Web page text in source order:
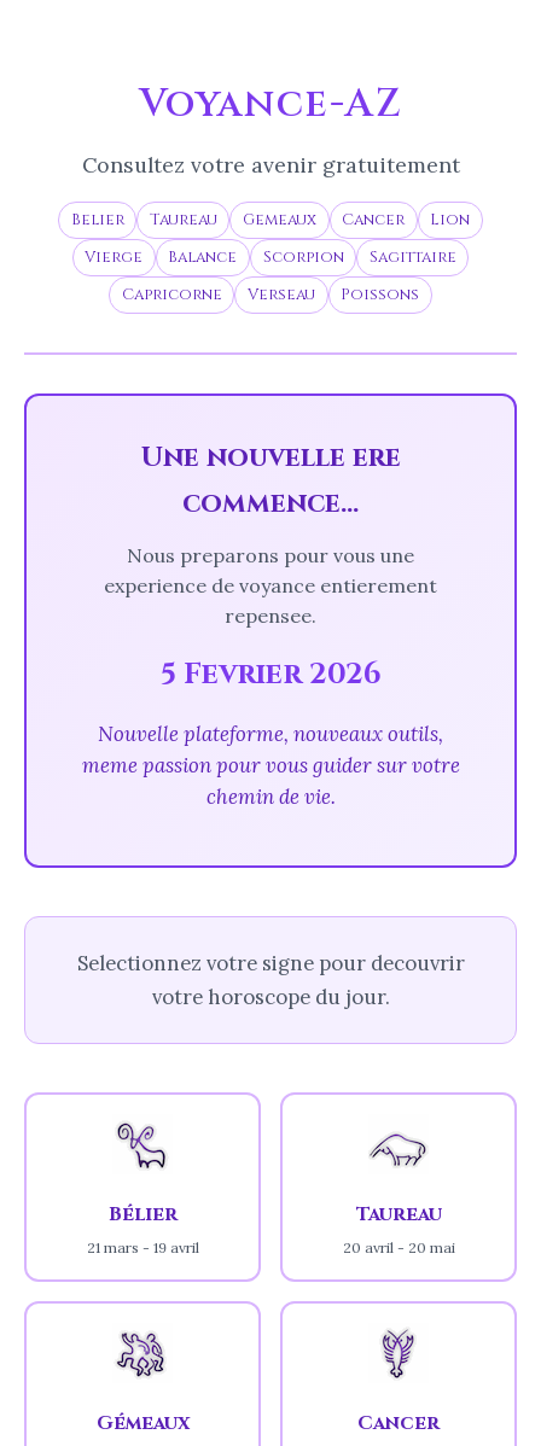
Voyance-AZ
Consultez votre avenir gratuitement
Belier Taureau Gemeaux Cancer
Lion
Vierge
Balance Scorpion
Sagittaire
Capricorne
Verseau Poissons
Une nouvelle ere
commence...
Nous preparons pour vous une
experience de voyance entierement
repensee.
5 Fevrier 2026
Nouvelle plateforme, nouveaux outils,
meme passion pour vous guider sur votre
chemin de vie.
Selectionnez votre signe pour decouvrir
votre horoscope du jour.
Bélier
21 mars - 19 avril
Taureau
20 avril - 20 mai
Gémeaux Cancer